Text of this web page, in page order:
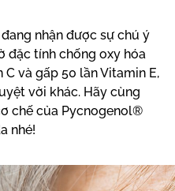
đang nhận được sự chú ý
đặc tính chống oxy hóa
và gấp 50 lần Vitamin E,
vời khác. Hãy cùng
chế của Pycnogenol®
nhé!